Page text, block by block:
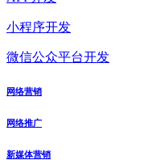
小程序开发
微信公众平台开发
网络营销
网络推广
新媒体营销